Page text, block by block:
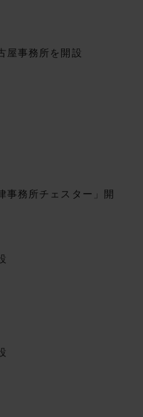
屋事務所を開設
事務所チェスター」開